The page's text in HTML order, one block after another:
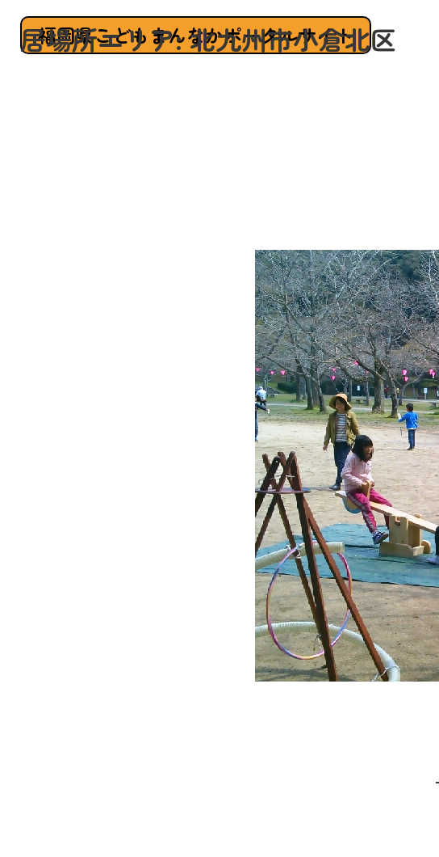
福岡県こどもまんなかポータルサイト
居場所エリア:北九州市小倉北区